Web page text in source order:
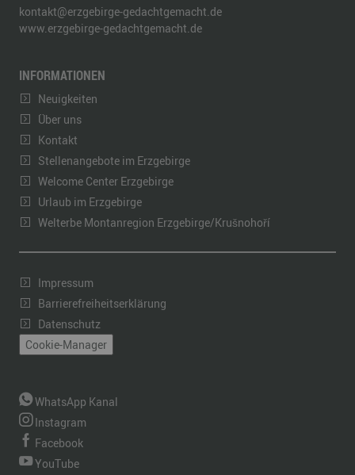
kontakt@erzgebirge-gedachtgemacht.de
www.erzgebirge-gedachtgemacht.de
INFORMATIONEN
Neuigkeiten
Über uns
Kontakt
Stellenangebote im Erzgebirge
Welcome Center Erzgebirge
Urlaub im Erzgebirge
Welterbe Montanregion Erzgebirge/Krušnohoří
Impressum
Barrierefreiheitserklärung
Datenschutz
Cookie-Manager
WhatsApp Kanal
Instagram
Facebook
YouTube